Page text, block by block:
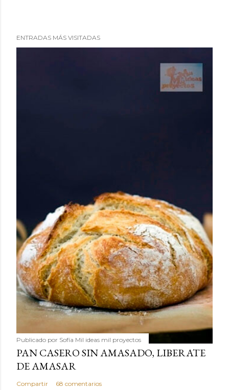
ENTRADAS MÁS VISITADAS
Publicado por Sofía Mil ideas mil proyectos
PAN CASERO SIN AMASADO, LIBERATE
DE AMASAR
Compartir 68 comentarios